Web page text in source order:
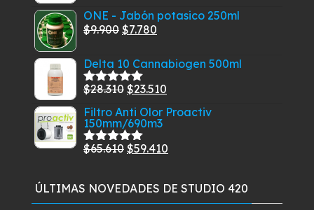
$33.150.$28.910.
original
era:
actual
ONE - Jabón potasico 250ml
$9.900 El
original
era:
$9.900.
$7.780
actual
es:
$7.780.
Delta 10 Cannabiogen 500ml
Valorado
5
$28.310 El
precio
original
era:
$28.310.
$23.510
precio
$23.510.
Filtro Anti Olor Proactiv
150mm/690m3
Valorado
$65.610 El
original
era:
$59.410
actual
es:
ÚLTIMAS NOVEDADES DE STUDIO 420